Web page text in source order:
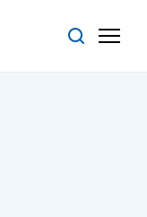
ZoekenMenu